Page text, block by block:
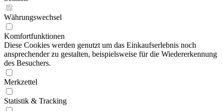
Währungswechsel
Komfortfunktionen
Diese Cookies werden genutzt um das Einkaufserlebnis noch
ansprechender zu gestalten, beispielsweise für die Wiedererkennung
des Besuchers.
Merkzettel
Statistik & Tracking